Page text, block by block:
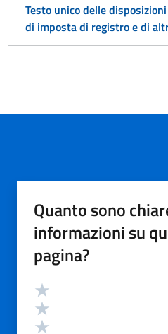
Testo unico delle
di imposta di registro e di
Quanto sono
informazioni su
pagina?
Valutazione